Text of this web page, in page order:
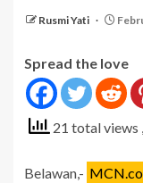
Rusmi Yati
Spread the love
21 total views
Belawan,-